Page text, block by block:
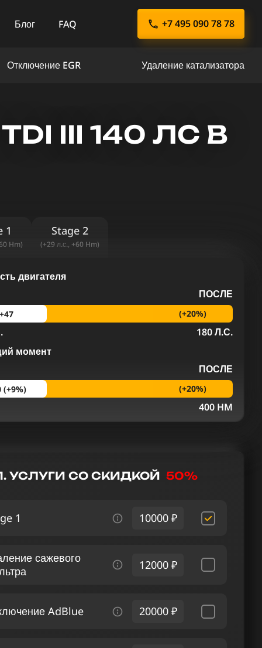
Блог FAQ +7 495 090 78 78
Отключение EGR Удаление катализатора
III 140 ЛС В
1
Hm)
Stage 2
(+29 л.с., +60 Hm)
двигателя
ПОСЛЕ
+47 (+20%)
180 Л.С.
момент
ПОСЛЕ
(+9%) (+20%)
400 HM
УСЛУГИ СО СКИДКОЙ 50%
1 10000 ₽
сажевого
12000 ₽
AdBlue 20000 ₽